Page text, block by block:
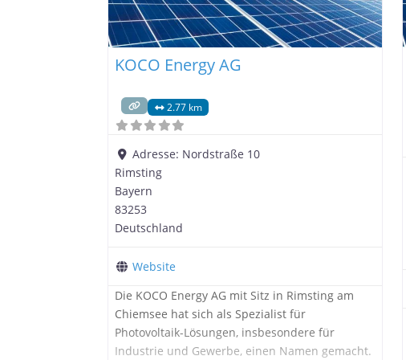
KOCO Energy AG
2.77 km
Adresse: Nordstraße 10
Rimsting
Bayern
83253
Deutschland
Website
Die KOCO Energy AG mit Sitz in Rimsting am
Chiemsee hat sich als Spezialist für
Photovoltaik-Lösungen, insbesondere für
Industrie und Gewerbe, einen Namen gemacht.